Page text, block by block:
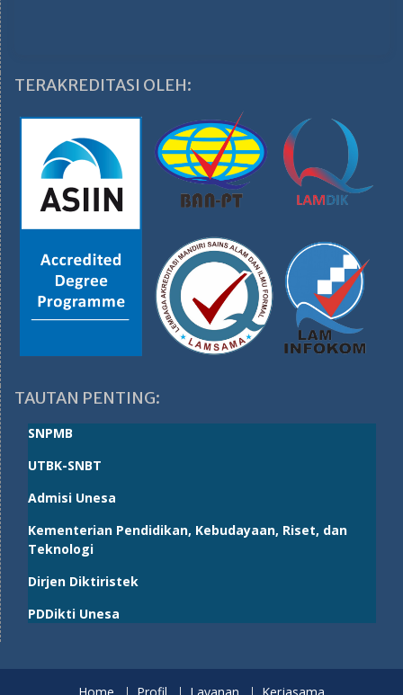
TERAKREDITASI OLEH:
TAUTAN PENTING:
SNPMB
UTBK-SNBT
Admisi Unesa
Kementerian Pendidikan, Kebudayaan, Riset, dan
Teknologi
Dirjen Diktiristek
PDDikti Unesa